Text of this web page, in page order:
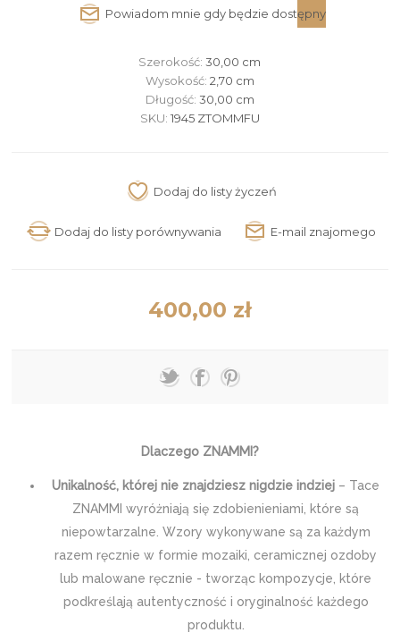
Szerokość:30,00 cm
Wysokość: 2,70 cm
Długość: 30,00 cm
SKU: 1945 ZTOMMFU
400,00 zł
Dlaczego ZNAMMI?
Unikalność, której nie znajdziesz nigdzie indziej – Tace
ZNAMMI wyróżniają się zdobienieniami, które są
niepowtarzalne. Wzory wykonywane są za każdym
razem ręcznie w formie mozaiki, ceramicznej ozdoby
lub malowane ręcznie - tworząc kompozycje, które
podkreślają autentyczność i oryginalność każdego
produktu.